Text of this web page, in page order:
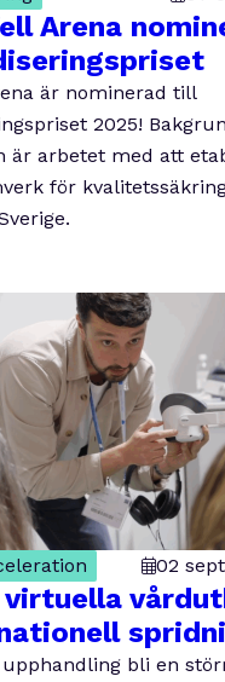
Arena
är nominerad till
2025!
är arbetet med att
för
02
bli en